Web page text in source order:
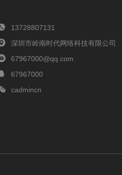
13728807131
深圳市岭南时代网络科技有限公司
67967000@qq.com
67967000
cadmincn